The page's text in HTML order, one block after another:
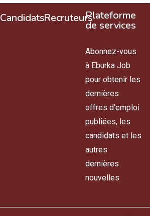
CandidatsRecruteursPlateforme
de services
Abonnez-vous
à Eburka Job
pour obtenir les
dernières
offres d’emploi
publiées, les
candidats et les
autres
dernières
nouvelles.